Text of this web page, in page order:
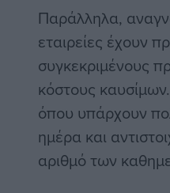
Παράλληλα,
εταιρείες έχουν
συγκεκριμένους
κόστους
όπου υπάρχουν
ημέρα και
αριθμό των